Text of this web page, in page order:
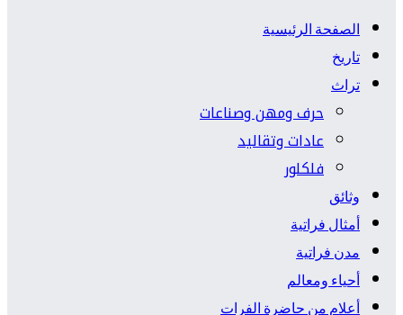
الصفحة الرئيسية
تاريخ
تراث
حرف ومهن وصناعات
عادات وتقاليد
فلكلور
وثائق
أمثال فراتية
مدن فراتية
أحياء ومعالم
أعلام من حاضرة الفرات